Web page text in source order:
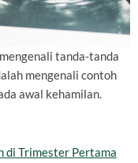
tanda-tanda
mengenali contoh
awal kehamilan.
di Trimester Pertama